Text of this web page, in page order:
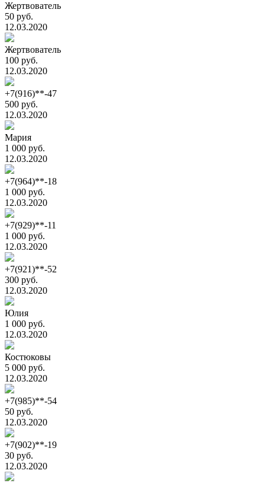
Жертвователь
50 руб.
12.03.2020
Жертвователь
100 руб.
12.03.2020
+7(916)**-47
500 руб.
12.03.2020
Мария
1 000 руб.
12.03.2020
+7(964)**-18
1 000 руб.
12.03.2020
+7(929)**-11
1 000 руб.
12.03.2020
+7(921)**-52
300 руб.
12.03.2020
Юлия
1 000 руб.
12.03.2020
Костюковы
5 000 руб.
12.03.2020
+7(985)**-54
50 руб.
12.03.2020
+7(902)**-19
30 руб.
12.03.2020